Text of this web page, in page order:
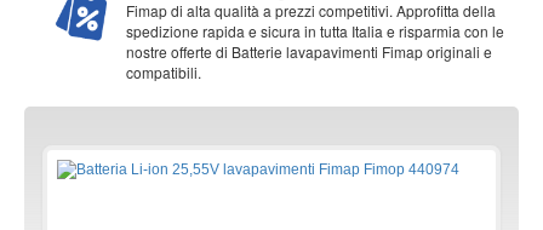
Fimap di alta qualità a prezzi competitivi. Approfitta della
spedizione rapida e sicura in tutta Italia e risparmia con le
nostre offerte di Batterie lavapavimenti Fimap originali e
compatibili.